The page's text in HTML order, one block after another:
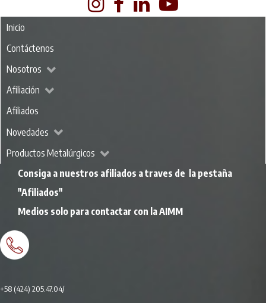
Inicio
Contáctenos
Nosotros
Afiliación
Afiliados
Novedades
Productos Metalúrgicos
Consiga a nuestros afiliados a traves de la pestaña
"Afiliados"
Medios solo para contactar con la AIMM
+58 (424) 205.47.04/